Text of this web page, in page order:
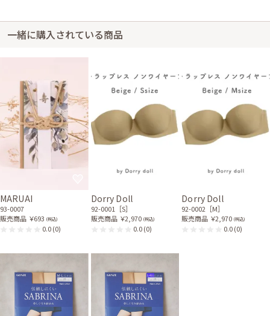
一緒に購入されている商品
MARUAI
93-0007
販売商品 ￥693 (税込)
0.0(0)
Dorry Doll
92-0001［S］
販売商品 ￥2,970 (税込)
0.0(0)
Dorry Doll
92-0002［M］
販売商品 ￥2,970 (税込)
0.0(0)